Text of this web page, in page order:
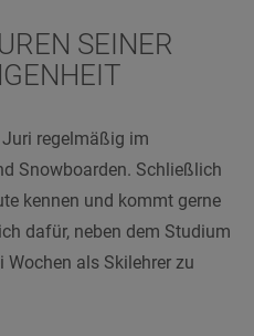
SEINER
regelmäßig im
Snowboarden. Schließlich
kennen und kommt gerne
dafür, neben dem Studium
als Skilehrer zu